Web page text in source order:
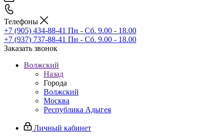
Телефоны
+7 (905) 434-88-41 Пн - Сб. 9.00 - 18.00
+7 (937) 737-88-41 Пн - Сб. 9.00 - 18.00
Заказать звонок
Волжский
Назад
Города
Волжский
Москва
Республика Адыгея
Личный кабинет